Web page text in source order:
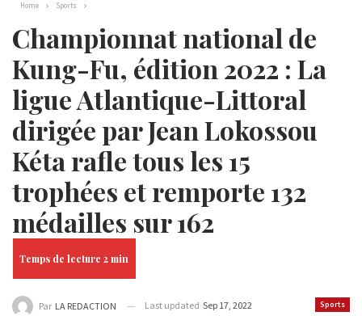
Home Sports
Championnat national de
Kung-Fu, édition 2022 : La
ligue Atlantique-Littoral
dirigée par Jean Lokossou
Kéta rafle tous les 15
trophées et remporte 132
médailles sur 162
Sports
Par LA REDACTION Last updated Sep 17, 2022